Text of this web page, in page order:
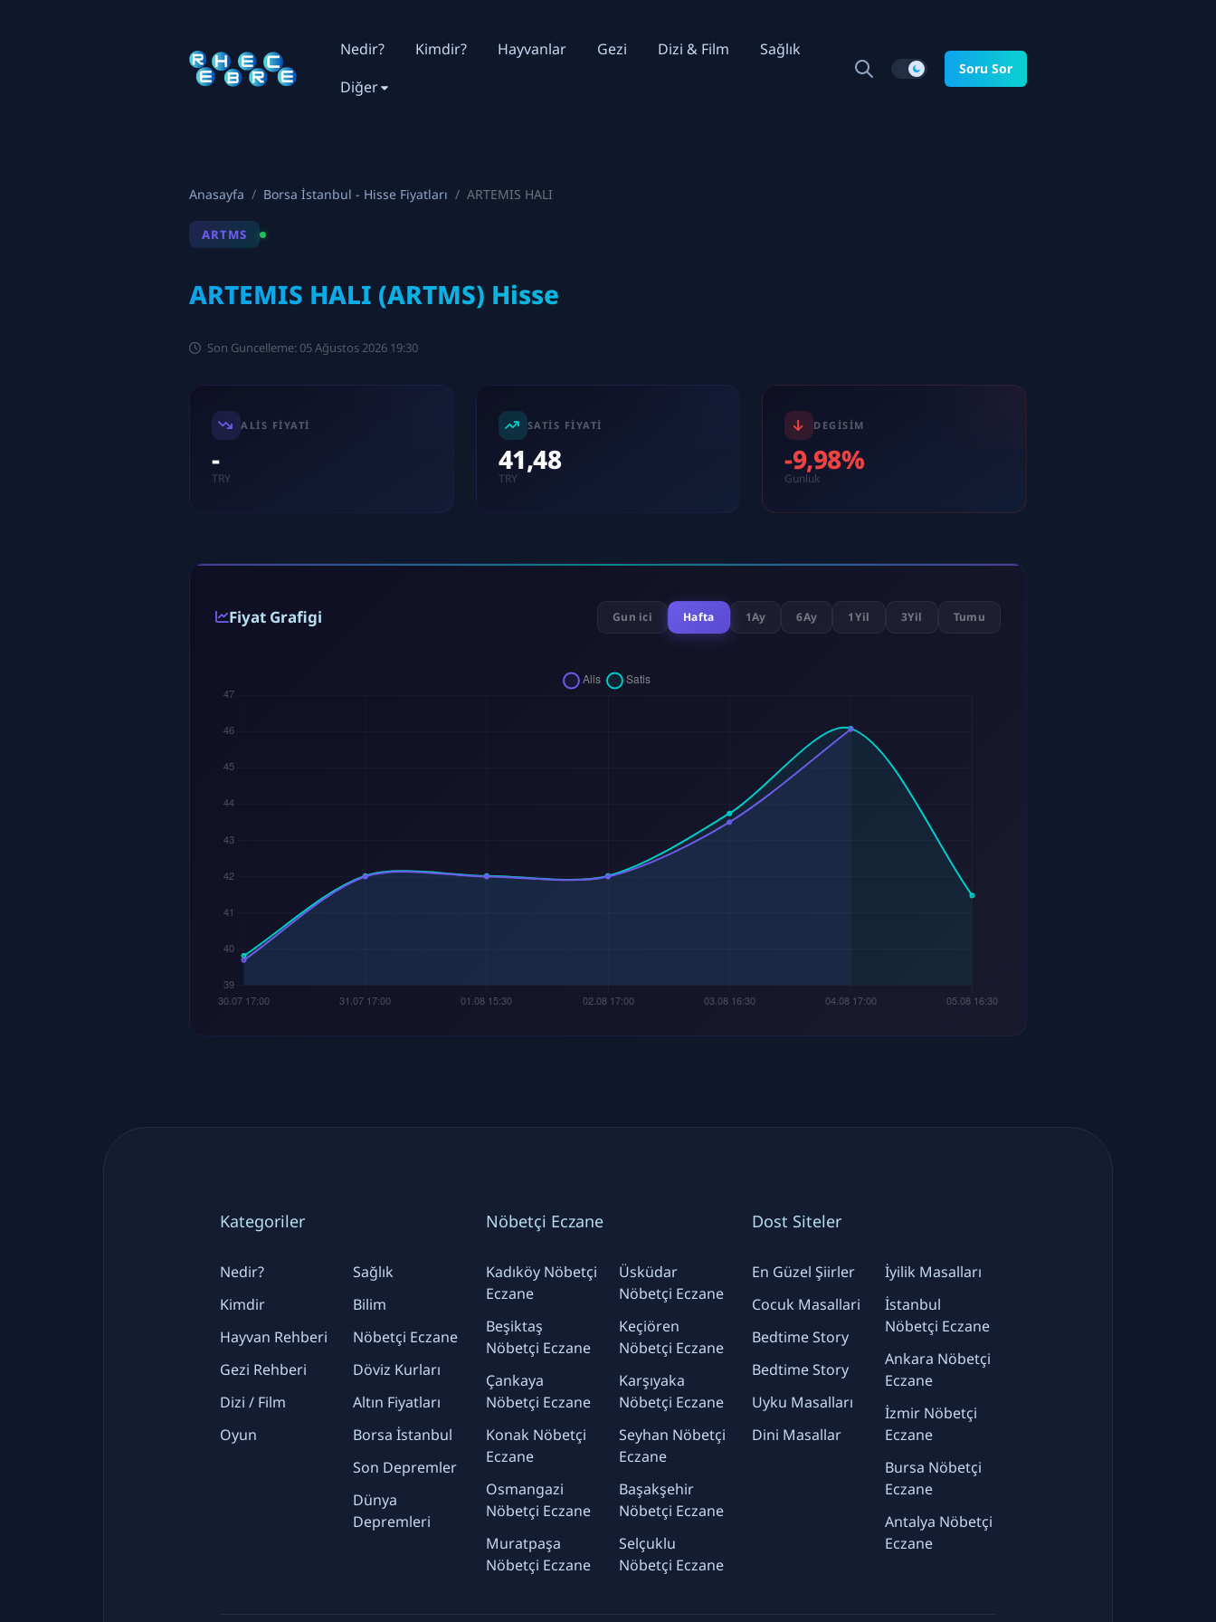
Nedir? Kimdir? Hayvanlar Gezi Dizi & Film
Sağlık
Diğer
Soru Sor
Anasayfa Borsa İstanbul - Hisse Fiyatları ARTEMIS HALI
ARTMS
ARTEMIS HALI (ARTMS) Hisse
Son Guncelleme: 05 Ağustos 2026 19:30
ALIS FIYATI
-
TRY
SATIS FIYATI
41,48
TRY
DEGISIM
-9,98%
Gunluk
Fiyat Grafigi Gun ici Hafta 1Ay 6Ay 1Yil 3Yil Tumu
Kategoriler
Nedir?
Kimdir
Hayvan Rehberi
Gezi Rehberi
Dizi / Film
Oyun
Sağlık
Bilim
Nöbetçi Eczane
Döviz Kurları
Altın Fiyatları
Borsa İstanbul
Son Depremler
Dünya
Depremleri
Nöbetçi Eczane
Kadıköy Nöbetçi
Eczane
Beşiktaş
Nöbetçi Eczane
Çankaya
Nöbetçi Eczane
Konak Nöbetçi
Eczane
Osmangazi
Nöbetçi Eczane
Muratpaşa
Nöbetçi Eczane
Üsküdar
Nöbetçi Eczane
Keçiören
Nöbetçi Eczane
Karşıyaka
Nöbetçi Eczane
Seyhan Nöbetçi
Eczane
Başakşehir
Nöbetçi Eczane
Selçuklu
Nöbetçi Eczane
Dost Siteler
En Güzel Şiirler
Cocuk Masallari
Bedtime Story
Bedtime Story
Uyku Masalları
Dini Masallar
İyilik Masalları
İstanbul
Nöbetçi Eczane
Ankara Nöbetçi
Eczane
İzmir Nöbetçi
Eczane
Bursa Nöbetçi
Eczane
Antalya Nöbetçi
Eczane